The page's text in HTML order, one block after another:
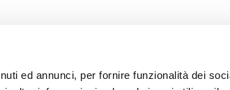
ed annunci, per fornire funzionalità dei